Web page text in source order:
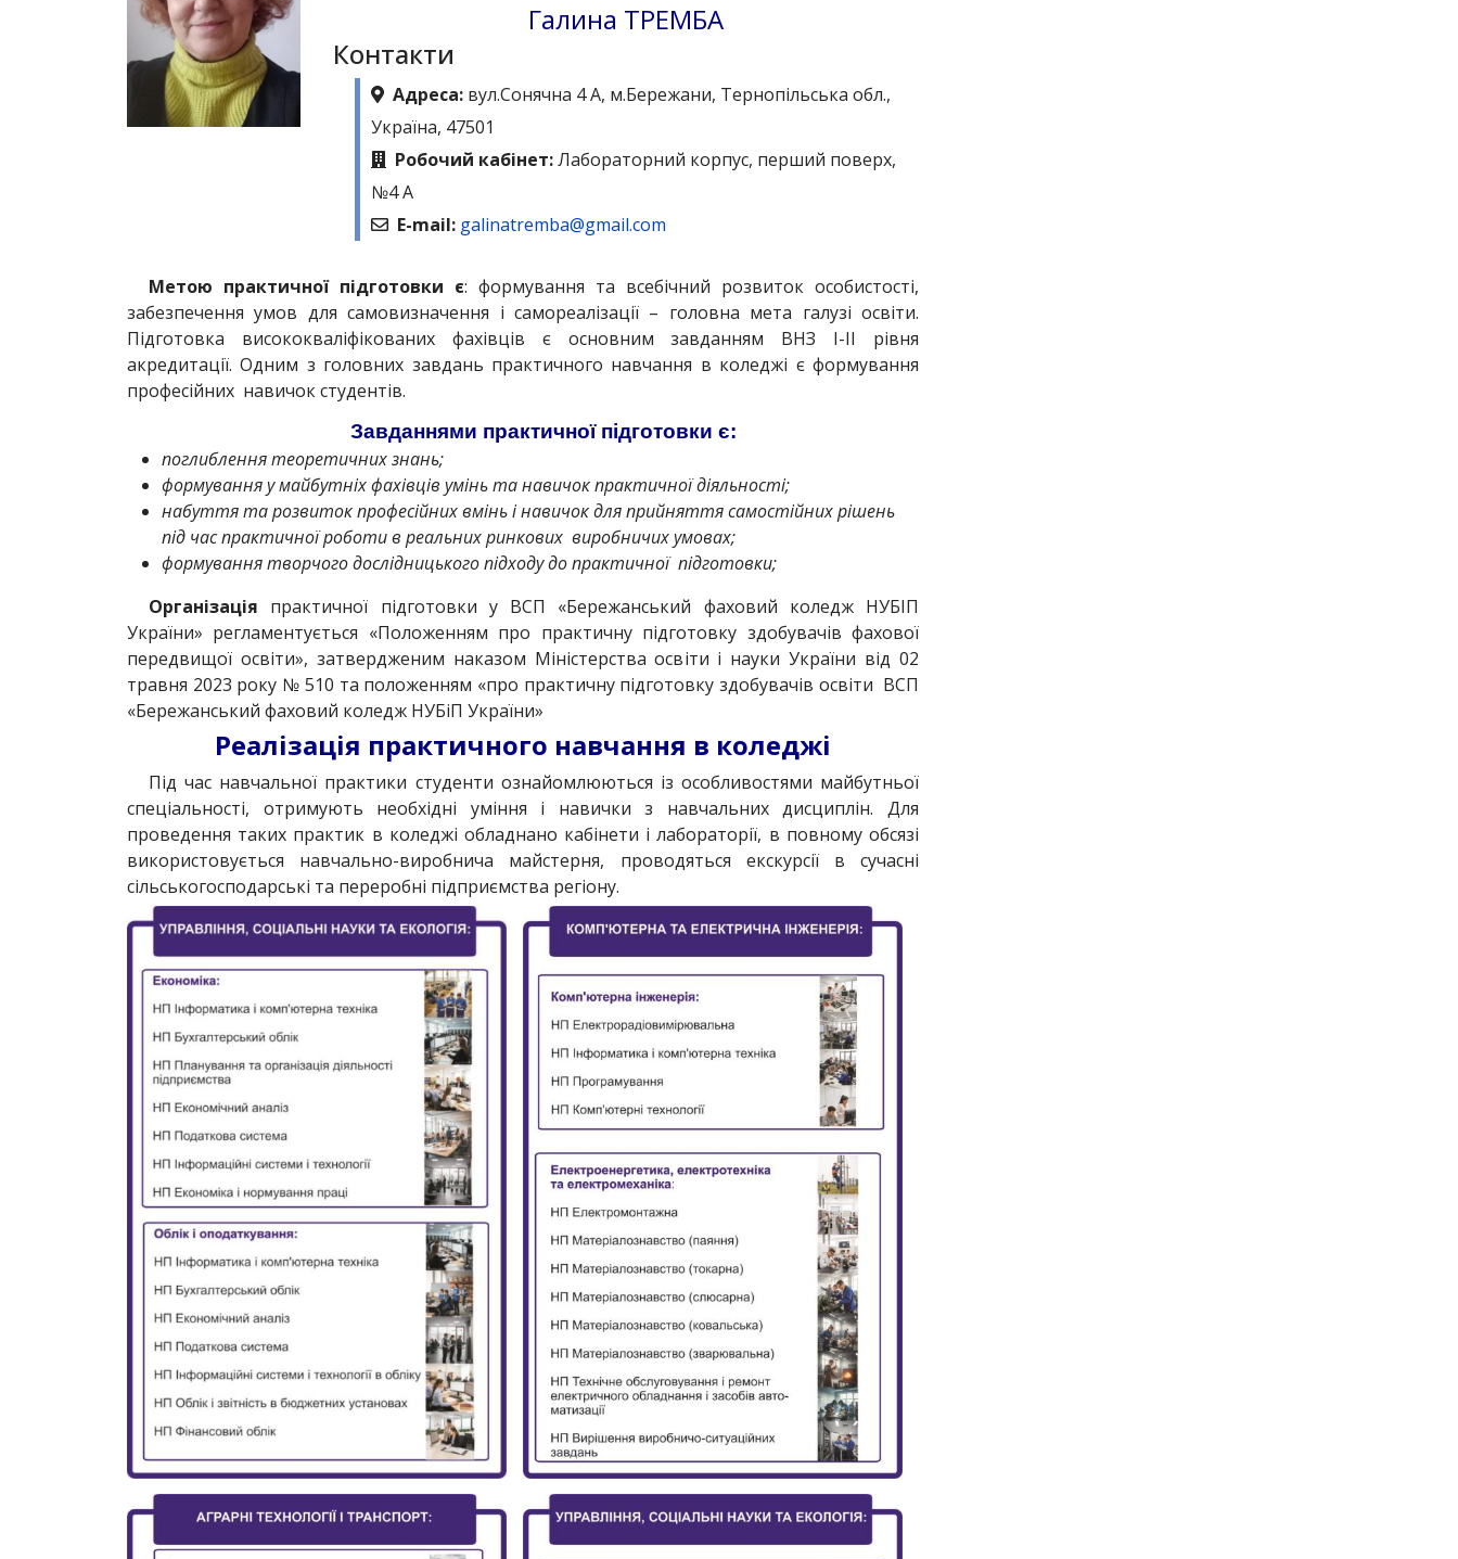
Галина ТРЕМБА
Контакти
Адреса: вул.Сонячна 4 А, м.Бережани, Тернопільська обл.,
Україна, 47501
Робочий кабінет:Лабораторний корпус, перший поверх,
№4 А
E-mail: galinatremba@gmail.com
Метою практичної підготовки є: формування та всебічний розвиток особистості,
забезпечення умов для самовизначення і самореалізації – головна мета галузі освіти.
Підготовка висококваліфікованих фахівців є основним завданням ВНЗ І-ІІ рівня
акредитації. Одним з головних завдань практичного навчання в коледжі є формування
професійних навичок студентів.
Завданнями практичної підготовки є:
поглиблення теоретичних знань;
формування у майбутніх фахівців умінь та навичок практичної діяльності;
набуття та розвиток професійних вмінь і навичок для прийняття самостійних рішень
під час практичної роботи в реальних ринкових виробничих умовах;
формування творчого дослідницького підходу до практичної підготовки;
Організація практичної підготовки у ВСП «Бережанський фаховий коледж НУБІП
України» регламентується «Положенням про практичну підготовку здобувачів фахової
передвищої освіти», затвердженим наказом Міністерства освіти і науки України від 02
травня 2023 року № 510 та положенням «про практичну підготовку здобувачів освіти ВСП
«Бережанський фаховий коледж НУБіП України»
Реалізація практичного навчання в коледжі
Під час навчальної практики студенти ознайомлюються із особливостями майбутньої
спеціальності, отримують необхідні уміння і навички з навчальних дисциплін. Для
проведення таких практик в коледжі обладнано кабінети і лабораторії, в повному обсязі
використовується навчально-виробнича майстерня, проводяться екскурсії в сучасні
сільськогосподарські та переробні підприємства регіону.